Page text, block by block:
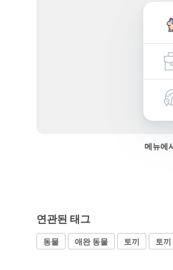
메뉴에
연관된 태그
동물 애완 동물 토끼 토끼